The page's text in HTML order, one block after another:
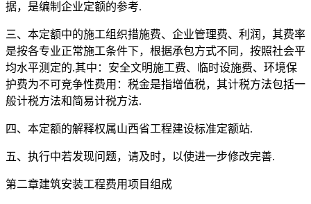
据，是编制企业定额的参考.
三、本定额中的施工组织措施费、企业管理费、利润，其费率
是按各专业正常施工条件下，根据承包方式不同，按照社会平
均水平测定的.其中：安全文明施工费、临时设施费、环境保
护费为不可竞争性费用：税金是指增值税，其计税方法包括一
般计税方法和简易计税方法.
四、本定额的解释权属山西省工程建设标准定额站.
五、执行中若发现问题，请及时，以使进一步修改完善.
第二章建筑安装工程费用项目组成